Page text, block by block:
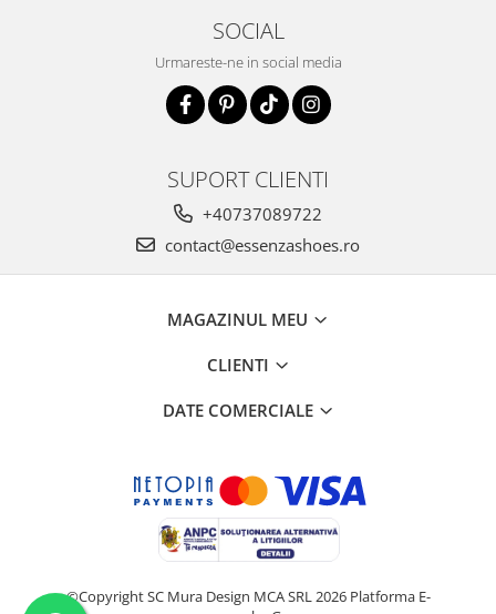
SOCIAL
Urmareste-ne in social media
SUPORT CLIENTI
+40737089722
contact@essenzashoes.ro
MAGAZINUL MEU
CLIENTI
DATE COMERCIALE
©Copyright SC Mura Design MCA SRL 2026 Platforma E-